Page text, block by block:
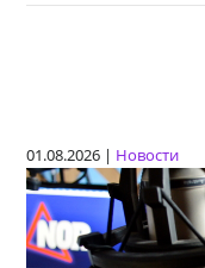
01.08.2026 | Новости